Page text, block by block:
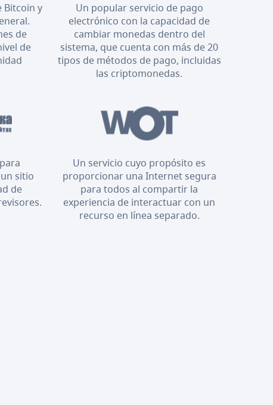
Bitcoin y
de
de
Un popular servicio de pago
electrónico con la capacidad de
cambiar monedas dentro del
sistema, que cuenta con más de 20
tipos de métodos de pago, incluidas
las criptomonedas.
sitio
de
Un servicio cuyo propósito es
proporcionar una Internet segura
para todos al compartir la
experiencia de interactuar con un
recurso en línea separado.